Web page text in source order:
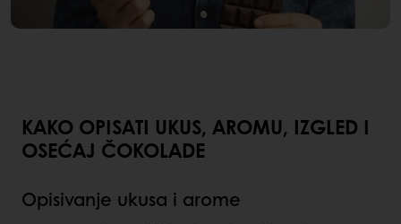
KAKO OPISATI UKUS, AROMU, IZGLED I
OSEĆAJ ČOKOLADE
Opisivanje ukusa i arome